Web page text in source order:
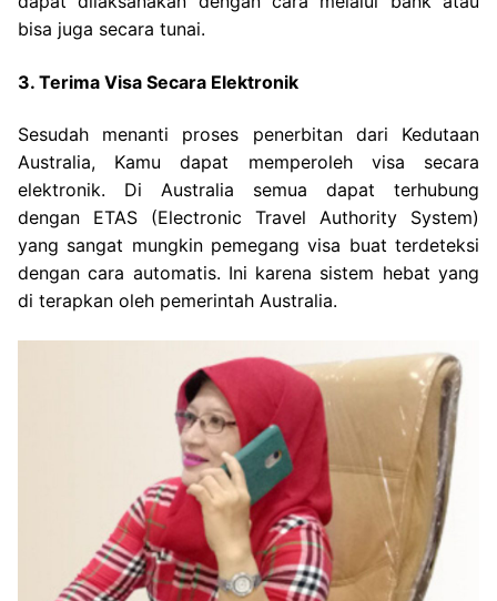
bisa juga secara tunai.
3. Terima Visa Secara Elektronik
Sesudah menanti proses penerbitan dari Kedutaan
Australia, Kamu dapat memperoleh visa secara
elektronik. Di Australia semua dapat terhubung
dengan ETAS (Electronic Travel Authority System)
yang sangat mungkin pemegang visa buat terdeteksi
dengan cara automatis. Ini karena sistem hebat yang
di terapkan oleh pemerintah Australia.